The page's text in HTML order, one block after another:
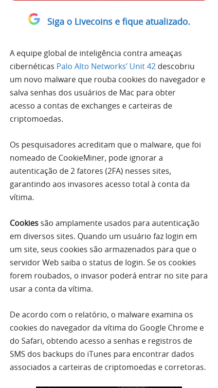
Siga o Livecoins e fique atualizado.
A equipe global de inteligência contra ameaças
cibernéticas Palo Alto Networks’ Unit 42 descobriu
um novo malware que rouba cookies do navegador e
salva senhas dos usuários de Mac para obter
acesso a contas de exchanges e carteiras de
criptomoedas.
Os pesquisadores acreditam que o malware, que foi
nomeado de CookieMiner, pode ignorar a
autenticação de 2 fatores (2FA) nesses sites,
garantindo aos invasores acesso total à conta da
vítima.
Cookies são amplamente usados ​​para autenticação
em diversos sites. Quando um usuário faz login em
um site, seus cookies são armazenados para que o
servidor Web saiba o status de login. Se os cookies
forem roubados, o invasor poderá entrar no site para
usar a conta da vítima.
De acordo com o relatório, o malware examina os
cookies do navegador da vítima do Google Chrome e
do Safari, obtendo acesso a senhas e registros de
SMS dos backups do iTunes para encontrar dados
associados a carteiras de criptomoedas e corretoras.